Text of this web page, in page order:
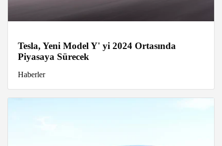
Tesla, Yeni Model Y' yi 2024 Ortasında
Piyasaya Sürecek
Haberler